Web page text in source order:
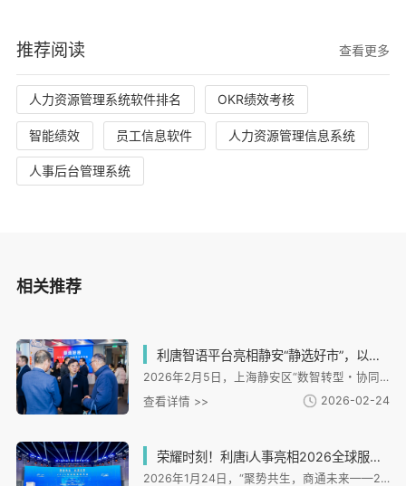
推荐阅读 查看更多
人力资源管理系统软件排名 OKR绩效考核
智能绩效 员工信息软件 人力资源管理信息系统
人事后台管理系统
相关推荐
利唐智语平台亮相静安“静选好市”，以数据资产化能力赋能人力资源数智转型
2026年2月5日，上海静安区“数智转型・协同创新——人力资源服务业高质量发展新生态活动”迎来焦点：作为活动核心载体的“静选好市”市集正式开市，而首个聚焦企业全域对话数据资产化的协同平台——利唐科技“利唐智语” 的亮相，以其前沿的多模态解析与数据资产化能力，成为现场关注的核心。
查看详情 >>
2026-02-24
荣耀时刻！利唐i人事亮相2026全球服务商大会，获评高质量发展典型案例
2026年1月24日，“聚势共生，商通未来——2026全球服务商大会”在上海市静安区隆重举行。 本次大会由上海市发展和改革委员会与静安区人民政府联合主办，系统展示“全球服务商计划”实施 成效，并首次发布“‘一带一路’出海专业服务能力榜单”。